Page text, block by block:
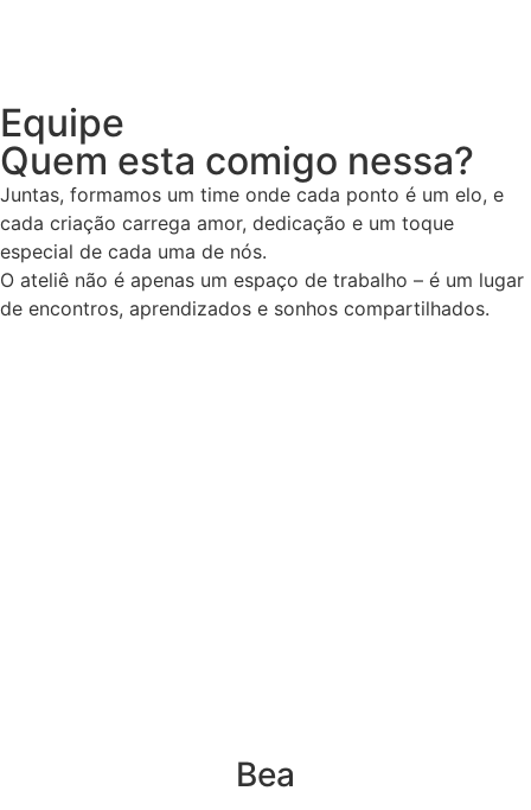
Equipe
Quem esta comigo nessa?
Juntas, formamos um time onde cada ponto é um elo, e
cada criação carrega amor, dedicação e um toque
especial de cada uma de nós.
O ateliê não é apenas um espaço de trabalho – é um lugar
de encontros, aprendizados e sonhos compartilhados.
Bea